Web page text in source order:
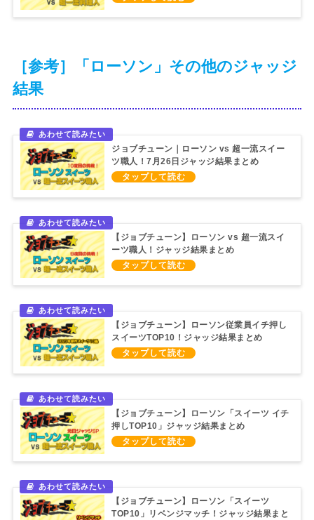
［参考］「ローソン」その他のジャッジ
結果
ジョブチューン｜ローソン vs 超一流スイー
ツ職人！7月26日ジャッジ結果まとめ
（2025/7/26）
【ジョブチューン】ローソン vs 超一流スイ
ーツ職人！ジャッジ結果まとめ
（2024/9/14）
【ジョブチューン】ローソン従業員イチ押し
スイーツTOP10！ジャッジ結果まとめ
（2023/8/26）
【ジョブチューン】ローソン「スイーツ イチ
押しTOP10」ジャッジ結果まとめ
（2023/1/1）
【ジョブチューン】ローソン「スイーツ
TOP10」リベンジマッチ！ジャッジ結果まと